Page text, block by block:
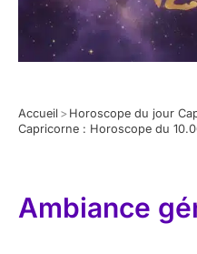
Accueil > Horoscope du jour
Capricorne : Horoscope du
Ambiance